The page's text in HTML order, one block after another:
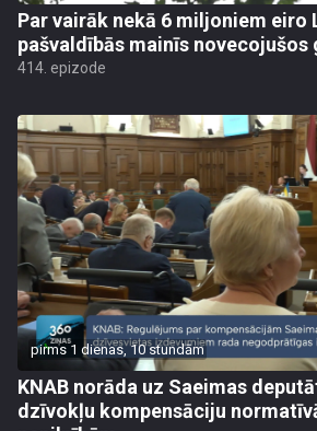
Par vairāk nekā 6 miljoniem eiro
pašvaldībās mainīs novecojušos
414. epizode
pirms 1 dienas, 10 stundām
KNAB norāda uz Saeimas
dzīvokļu kompensāciju